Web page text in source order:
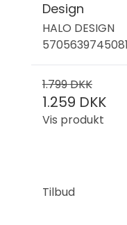
Design
HALO DESIGN
5705639745081
1.799 DKK
1.259 DKK
Vis produkt
Tilbud